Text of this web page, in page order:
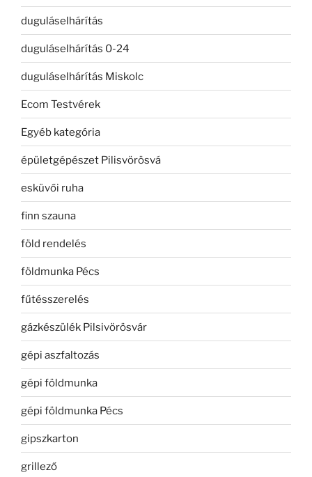
duguláselhárítás
duguláselhárítás 0-24
duguláselhárítás Miskolc
Ecom Testvérek
Egyéb kategória
épületgépészet Pilisvörösvá
esküvői ruha
finn szauna
föld rendelés
földmunka Pécs
fűtésszerelés
gázkészülék Pilsivörösvár
gépi aszfaltozás
gépi földmunka
gépi földmunka Pécs
gipszkarton
grillező